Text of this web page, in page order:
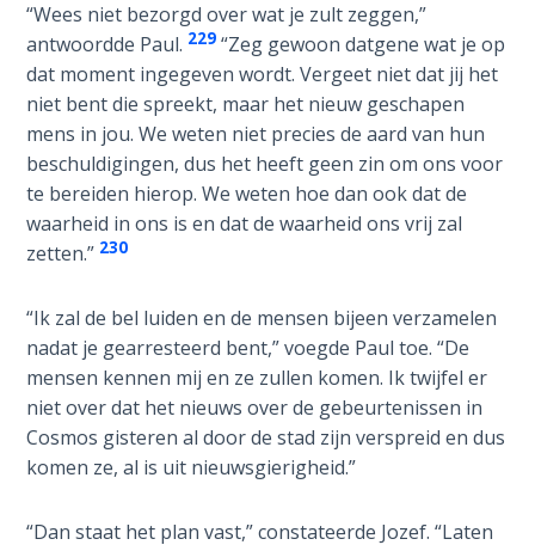
History
Volume
1
Lessons
From
Church
History
Volume
2
The
Kingdom
of God
The Debt
Note in
“Wees niet bezorgd over wat je zult zeggen,”
antwoordde Paul. 229 “Zeg gewoon datgene wat je op
dat moment ingegeven wordt. Vergeet niet dat jij het
niet bent die spreekt, maar het nieuw geschapen
mens in jou. We weten niet precies de aard van hun
beschuldigingen, dus het heeft geen zin om ons voor
te bereiden hierop. We weten hoe dan ook dat de
waarheid in ons is en dat de waarheid ons vrij zal
zetten.” 230
“Ik zal de bel luiden en de mensen bijeen verzamelen
nadat je gearresteerd bent,” voegde Paul toe. “De
mensen kennen mij en ze zullen komen. Ik twijfel er
niet over dat het nieuws over de gebeurtenissen in
Cosmos gisteren al door de stad zijn verspreid en dus
komen ze, al is uit nieuwsgierigheid.”
“Dan staat het plan vast,” constateerde Jozef. “Laten